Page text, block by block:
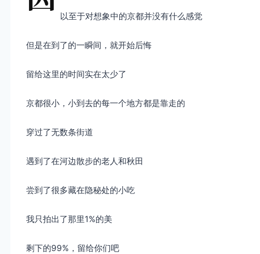
以至于对想象中的京都并没有什么感觉
但是在到了的一瞬间，就开始后悔
留给这里的时间实在太少了
京都很小，小到去的每一个地方都是靠走的
穿过了无数条街道
遇到了在河边散步的老人和秋田
尝到了很多藏在隐秘处的小吃
我只拍出了那里1%的美
剩下的99%，留给你们吧